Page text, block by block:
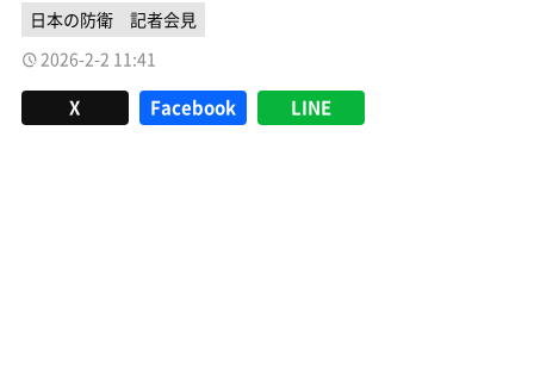
日本の防衛
記者会見
2026-2-2 11:41
X Facebook LINE